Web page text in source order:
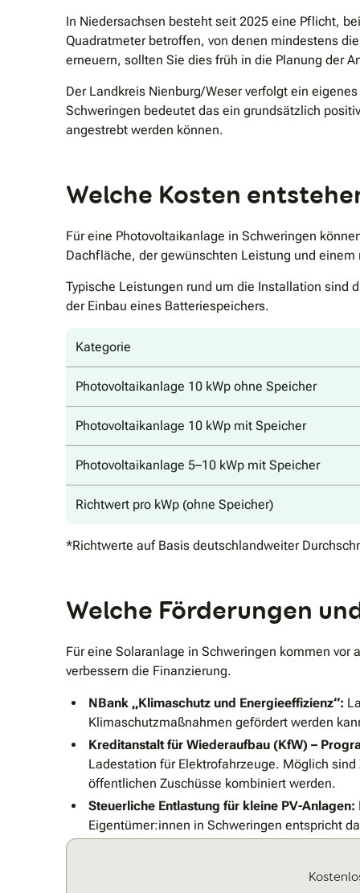
In Niedersachsen besteht seit 2025 eine Pflicht,
Quadratmeter betroffen, von denen mindestens
erneuern, sollten Sie dies früh in die Planung der
Der Landkreis Nienburg/Weser verfolgt ein
Schweringen bedeutet das ein grundsätzlich
angestrebt werden können.
Welche Kosten
Für eine Photovoltaikanlage in Schweringen
Dachfläche, der gewünschten Leistung und
Typische Leistungen rund um die Installation sind
der Einbau eines Batteriespeichers.
Kategorie
Photovoltaikanlage 10 kWp ohne Speicher
Photovoltaikanlage 10 kWp mit Speicher
Photovoltaikanlage 5–10 kWp mit Speicher
Richtwert pro kWp (ohne Speicher)
*Richtwerte auf Basis deutschlandweiter
Welche Förderungen
Für eine Solaranlage in Schweringen kommen
verbessern die Finanzierung.
NBank „Klimaschutz und Energieeffizienz“:
Klimaschutzmaßnahmen gefördert werden
Kreditanstalt für Wiederaufbau (KfW) –
Ladestation für Elektrofahrzeuge. Möglich
öffentlichen Zuschüsse kombiniert werden.
Steuerliche Entlastung für kleine PV-Anlagen:
Eigentümer:innen in Schweringen entspricht